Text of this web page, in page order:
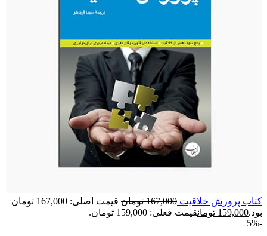
کتاب پرورش خلاقیت 167,000 تومان
قیمت اصلی: 167,000 تومان
بود.159,000 تومانقیمت فعلی: 159,000 تومان.
-5%